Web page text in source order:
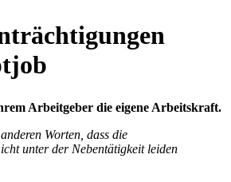
Arbeitgeber die eigene Arbeitskraft.
Worten, dass die
unter der Nebentätigkeit leiden